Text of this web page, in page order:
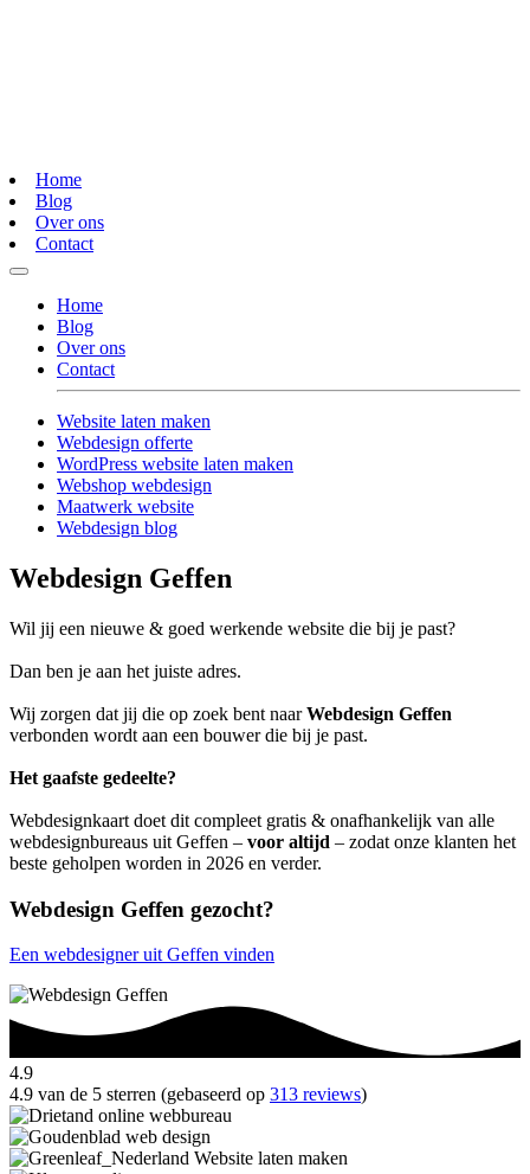
Home
Blog
Over ons
Contact
Home
Blog
Over ons
Contact
Website laten maken
Webdesign offerte
WordPress website laten maken
Webshop webdesign
Maatwerk website
Webdesign blog
Webdesign Geffen
Wil jij een nieuwe & goed werkende website die bij je past?
Dan ben je aan het juiste adres.
Wij zorgen dat jij die op zoek bent naarWebdesign Geffen
verbonden wordt aan een bouwer die bij je past.
Het gaafste gedeelte?
Webdesignkaart doet dit compleet gratis & onafhankelijk van alle
webdesignbureaus uit Geffen – voor altijd – zodat onze klanten het
beste geholpen worden in 2026 en verder.
Webdesign Geffen gezocht?
Een webdesigner uit Geffen vinden
4.9
4.9 van de 5 sterren (gebaseerd op 313 reviews)